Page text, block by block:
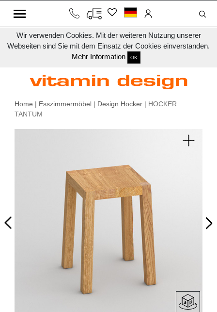
Wir verwenden Cookies. Mit der weiteren Nutzung unserer
Webseiten sind Sie mit dem Einsatz der Cookies einverstanden.
Mehr Information
OK
Home | Esszimmermöbel | Design Hocker | HOCKER
TANTUM